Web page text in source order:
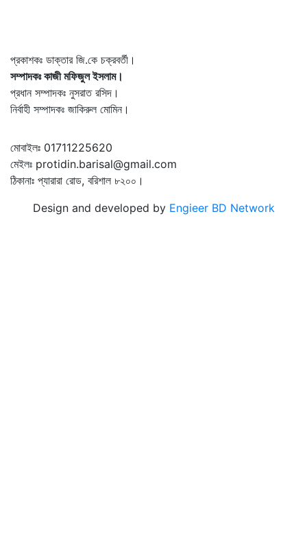
প্রকাশকঃ ডাক্তার জি.কে চক্রবর্তী।
সম্পাদকঃ কাজী মফিজুল ইসলাম।
প্রধান সম্পাদকঃ নুসরাত রসিদ।
নির্বাহী সম্পাদকঃ জাকিরুল মোমিন।
মোবাইলঃ 01711225620
মেইলঃ protidin.barisal@gmail.com
ঠিকানাঃ প্যারারা রোড, বরিশাল ৮২০০।
Design and developed by Engieer BD Network